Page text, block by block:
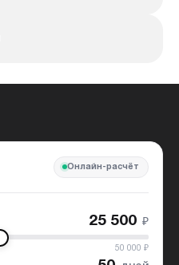
Онлайн-расчёт
25 500 ₽
50 000 ₽